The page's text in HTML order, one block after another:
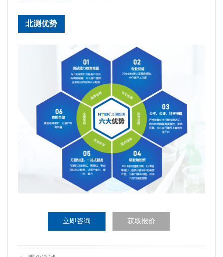
北测优势
立即咨询 获取报价